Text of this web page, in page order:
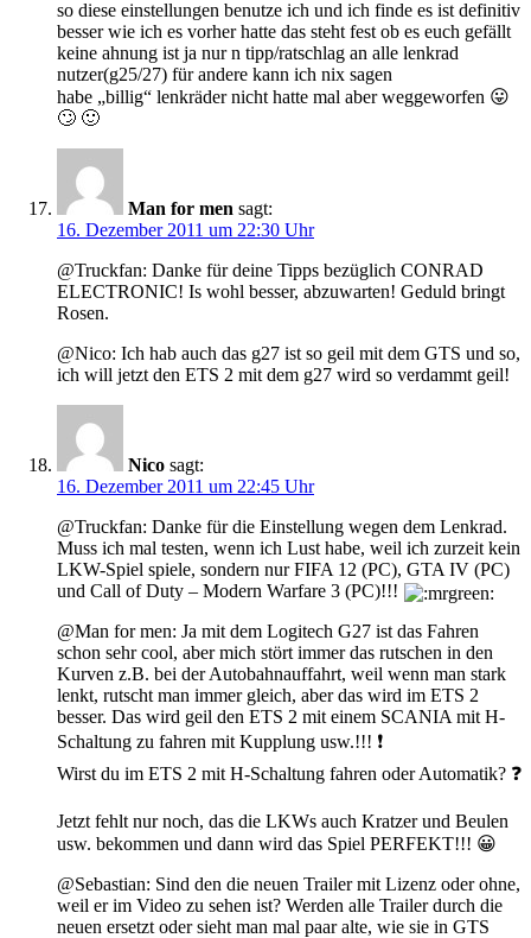
so diese einstellungen benutze ich und ich finde es ist definitiv
besser wie ich es vorher hatte das steht fest ob es euch gefällt
keine ahnung ist ja nur n tipp/ratschlag an alle lenkrad
nutzer(g25/27) für andere kann ich nix sagen
habe „billig“ lenkräder nicht hatte mal aber weggeworfen 😛
🙄 🙂
Man for men sagt:
16. Dezember 2011 um 22:30 Uhr
@Truckfan: Danke für deine Tipps bezüglich CONRAD
ELECTRONIC! Is wohl besser, abzuwarten! Geduld bringt
Rosen.
@Nico: Ich hab auch das g27 ist so geil mit dem GTS und so,
ich will jetzt den ETS 2 mit dem g27 wird so verdammt geil!
Nico sagt:
16. Dezember 2011 um 22:45 Uhr
@Truckfan: Danke für die Einstellung wegen dem Lenkrad.
Muss ich mal testen, wenn ich Lust habe, weil ich zurzeit kein
LKW-Spiel spiele, sondern nur FIFA 12 (PC), GTA IV (PC)
und Call of Duty – Modern Warfare 3 (PC)!!!
@Man for men: Ja mit dem Logitech G27 ist das Fahren
schon sehr cool, aber mich stört immer das rutschen in den
Kurven z.B. bei der Autobahnauffahrt, weil wenn man stark
lenkt, rutscht man immer gleich, aber das wird im ETS 2
besser. Das wird geil den ETS 2 mit einem SCANIA mit H-
Schaltung zu fahren mit Kupplung usw.!!! ❗
Wirst du im ETS 2 mit H-Schaltung fahren oder Automatik? ❓
Jetzt fehlt nur noch, das die LKWs auch Kratzer und Beulen
usw. bekommen und dann wird das Spiel PERFEKT!!! 😀
@Sebastian: Sind den die neuen Trailer mit Lizenz oder ohne,
weil er im Video zu sehen ist? Werden alle Trailer durch die
neuen ersetzt oder sieht man mal paar alte, wie sie in GTS